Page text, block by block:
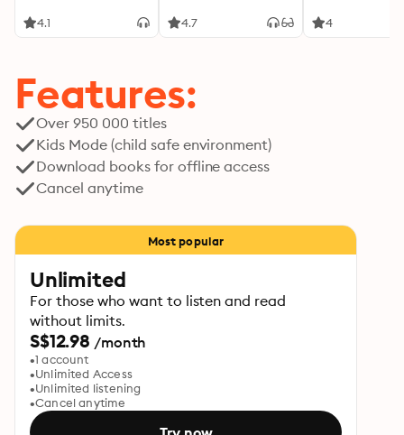
4.1 4.7 4
Features:
Over 950 000 titles
Kids Mode (child safe environment)
Download books for offline access
Cancel anytime
Most popular
Unlimited
For those who want to listen and read
without limits.
S$12.98 /month
1 account
Unlimited Access
Unlimited listening
Cancel anytime